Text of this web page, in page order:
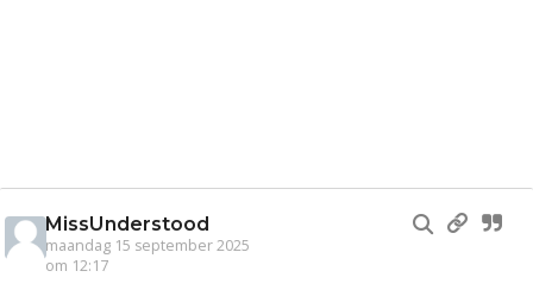
MissUnderstood
maandag 15 september 2025
om 12:17